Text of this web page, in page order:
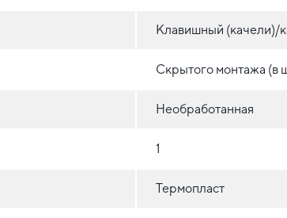
Клавишный (качели)/
Скрытого монтажа (в
Необработанная
1
Термопласт